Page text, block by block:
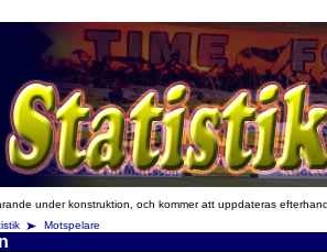
under konstruktion, och kommer att uppdateras
Motspelare